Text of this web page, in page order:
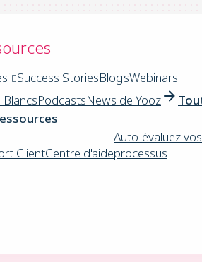
Success StoriesBlogsWebinars
BlancsPodcastsNews de Yooz
ClientCentre d'aide
Auto-évaluez vos
processus